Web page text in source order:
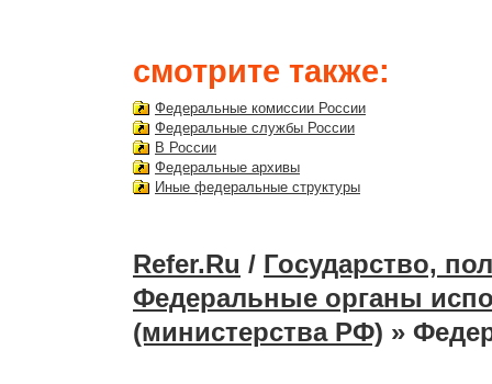
смотрите также:
Федеральные комиссии России
Федеральные службы России
В России
Федеральные архивы
Иные федеральные структуры
Refer.Ru / Государство,
Федеральные органы
(министерства РФ) »